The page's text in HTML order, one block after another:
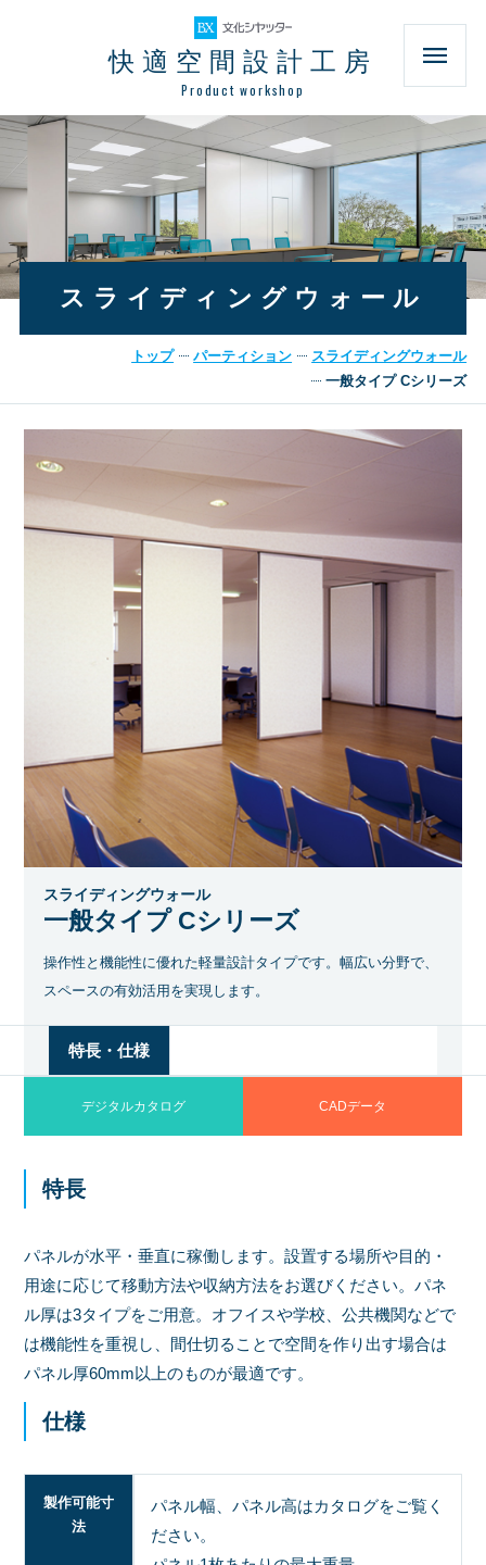
快適空間設計工房
Product workshop
スライディングウォール
トップ パーティション
スライディングウォール
一般タイプ Cシリーズ
スライディングウォール
一般タイプ Cシリーズ
操作性と機能性に優れた軽量設計タイプです。幅広い分野で、
スペースの有効活用を実現します。
特長・仕様
デジタルカタログ CADデータ
特長
パネルが水平・垂直に稼働します。設置する場所や目的・
用途に応じて移動方法や収納方法をお選びください。パネ
ル厚は3タイプをご用意。オフイスや学校、公共機関などで
は機能性を重視し、間仕切ることで空間を作り出す場合は
パネル厚60mm以上のものが最適です。
仕様
製作可能寸
法
パネル幅、パネル高はカタログをご覧く
ださい。